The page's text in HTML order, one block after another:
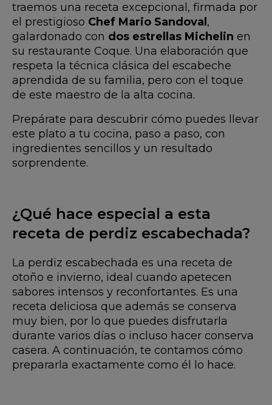
traemos una receta excepcional, firmada por
el prestigioso Chef Mario Sandoval ,
galardonado con dos estrellas Michelin en
su restaurante Coque. Una elaboración que
respeta la técnica clásica del escabeche
aprendida de su familia, pero con el toque
de este maestro de la alta cocina.
Prepárate para descubrir cómo puedes llevar
este plato a tu cocina, paso a paso, con
ingredientes sencillos y un resultado
sorprendente.
¿Qué hace especial a esta
receta de perdiz escabechada?
La perdiz escabechada es una receta de
otoño e invierno, ideal cuando apetecen
sabores intensos y reconfortantes. Es una
receta deliciosa que además se conserva
muy bien, por lo que puedes disfrutarla
durante varios días o incluso hacer conserva
casera. A continuación, te contamos cómo
prepararla exactamente como él lo hace.